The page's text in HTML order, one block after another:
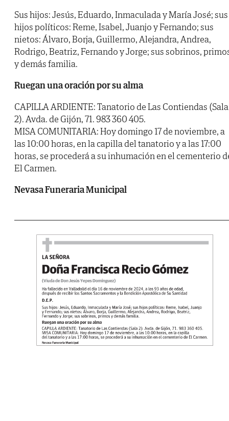
Sus hijos: Jesús, Eduardo, Inmaculada y María José; sus
hijos políticos: Reme, Isabel, Juanjo y Fernando; sus
nietos: Álvaro, Borja, Guillermo, Alejandra, Andrea,
Rodrigo, Beatriz, Fernando y Jorge; sus sobrinos,
y demás familia.
Ruegan una oración por su alma
CAPILLA ARDIENTE: Tanatorio de Las Contiendas (Sala
2). Avda. de Gijón, 71. 983 360 405.
MISA COMUNITARIA: Hoy domingo 17 de noviembre, a
las 10:00 horas, en la capilla del tanatorio y a las 17:00
horas, se procederá a su inhumación en el cementerio
El Carmen.
Nevasa Funeraria Municipal